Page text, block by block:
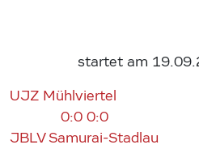
startet am
UJZ Mühlviertel
0:0 0:0
JBLV Samurai-Stadlau